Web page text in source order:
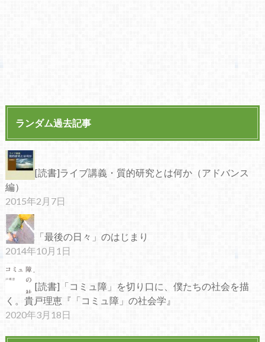
ランダム過去記事
[読書]ライブ講義・質的研究とは何か（アドバンス
編）
2015年2月7日
「最後の日々」のはじまり
2014年10月1日
[読書]「コミュ障」を切り口に、僕たちの社会を描
く。貴戸理恵『「コミュ障」の社会学』
2020年3月18日